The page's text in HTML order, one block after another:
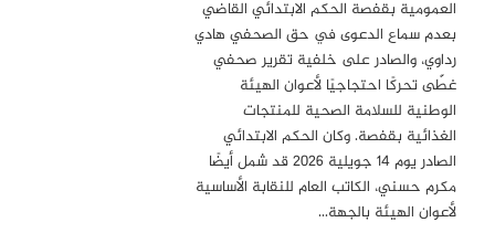
العمومية بقفصة الحكم الابتدائي القاضي
بعدم سماع الدعوى في حق الصحفي هادي
رداوي، والصادر على خلفية تقرير صحفي
غطّى تحركًا احتجاجيًا لأعوان الهيئة
الوطنية للسلامة الصحية للمنتجات
الغذائية بقفصة. وكان الحكم الابتدائي
الصادر يوم 14 جويلية 2026 قد شمل أيضًا
مكرم حسني، الكاتب العام للنقابة الأساسية
لأعوان الهيئة بالجهة…